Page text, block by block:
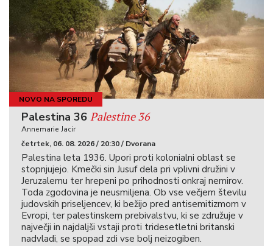
NOVO NA SPOREDU
Palestina 36 Palestine 36
Annemarie Jacir
četrtek, 06. 08. 2026 / 20:30 / Dvorana
Palestina leta 1936. Upori proti kolonialni oblast se
stopnjujejo. Kmečki sin Jusuf dela pri vplivni družini v
Jeruzalemu ter hrepeni po prihodnosti onkraj nemirov.
Toda zgodovina je neusmiljena. Ob vse večjem številu
judovskih priseljencev, ki bežijo pred antisemitizmom v
Evropi, ter palestinskem prebivalstvu, ki se združuje v
največji in najdaljši vstaji proti tridesetletni britanski
nadvladi, se spopad zdi vse bolj neizogiben.